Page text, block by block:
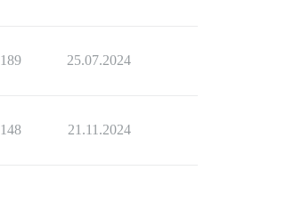
189 25.07.2024
148 21.11.2024